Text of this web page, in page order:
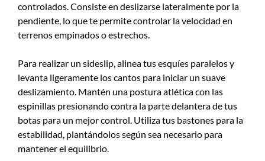
controlados. Consiste en deslizarse lateralmente por la
pendiente, lo que te permite controlar la velocidad en
terrenos empinados o estrechos.
Para realizar un sideslip, alinea tus esquíes paralelos y
levanta ligeramente los cantos para iniciar un suave
deslizamiento. Mantén una postura atlética con las
espinillas presionando contra la parte delantera de tus
botas para un mejor control. Utiliza tus bastones para la
estabilidad, plantándolos según sea necesario para
mantener el equilibrio.